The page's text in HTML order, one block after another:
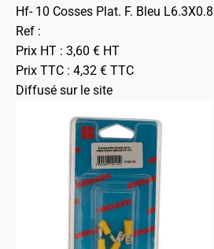
Hf- 10 Cosses Plat. F. Bleu L6.3X0.8
Ref :
Prix HT : 3,60 € HT
Prix TTC : 4,32 € TTC
Diffusé sur le site